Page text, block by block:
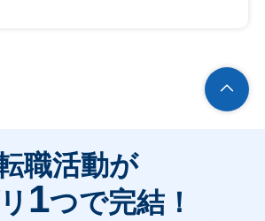
職活動が
1つで完結！